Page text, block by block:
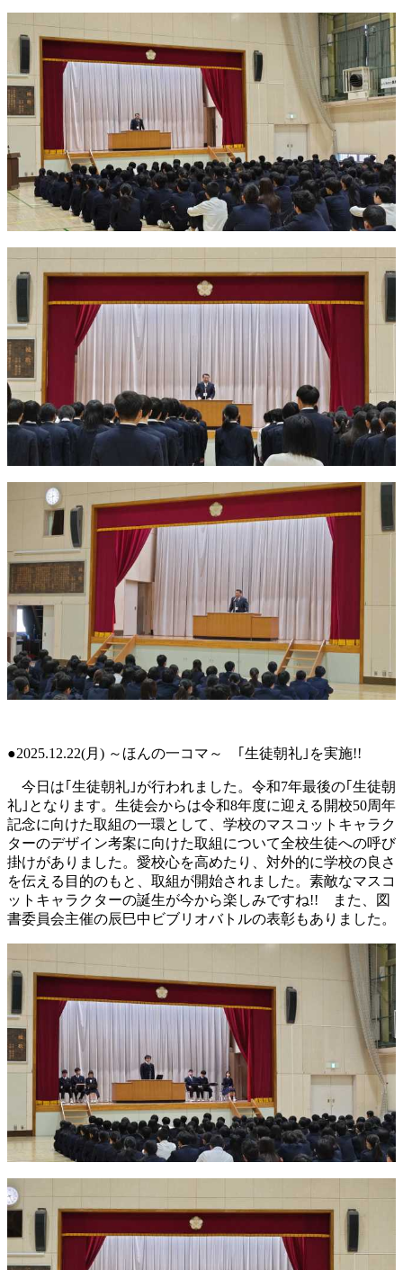
●2025.12.22(月) ～ほんの一コマ～ ｢生徒朝礼｣を実施!!
今日は｢生徒朝礼｣が行われました。令和7年最後の｢生徒朝
礼｣となります。生徒会からは令和8年度に迎える開校50周年
記念に向けた取組の一環として、学校のマスコットキャラク
ターのデザイン考案に向けた取組について全校生徒への呼び
掛けがありました。愛校心を高めたり、対外的に学校の良さ
を伝える目的のもと、取組が開始されました。素敵なマスコ
ットキャラクターの誕生が今から楽しみですね!! また、図
書委員会主催の辰巳中ビブリオバトルの表彰もありました。